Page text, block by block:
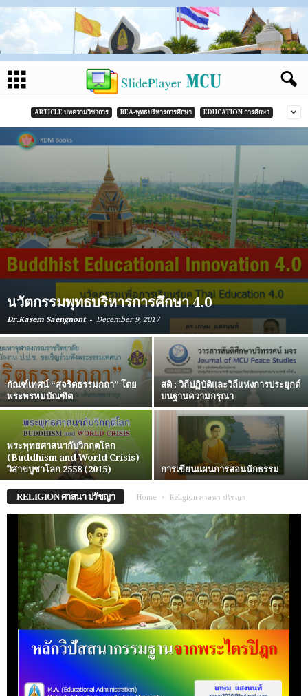
ARTICLE บทความวิชาการ BEA-พุทธบริหารการศึกษา EDUCATION การศึกษา
นวัตกรรมพุทธบริหารการศึกษา 4.0
Dr.Kasem Saengnont - December 9, 2017
กัณฑ์เทศน์ “สุจริตธรรมกถา” โดย
พระพรหมบัณฑิต
สติ : วิถีปฏิบัติและวิถีแห่งการประยุกต์
บนฐานความกรุณา
พระพุทธศาสนากับวิกฤตโลก
(Buddhism and World Crisis)
วิสาขบูชาโลก 2558 (2015)
การเขียนแผนการสอนนักธรรม
RELIGION ศาสนา ปรัชญา Home Religion ศาสนา ปรัชญา